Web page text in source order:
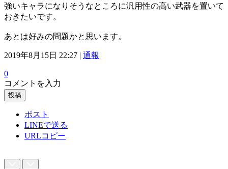
強いキャラになりそうなところに汎用性の高い武器を置いて
おきたいです。
あとは好みの問題かと思います。
2019年8月15日 22:27 | 通報
0
コメントを入力
投稿
ポスト
LINEで送る
URLコピー